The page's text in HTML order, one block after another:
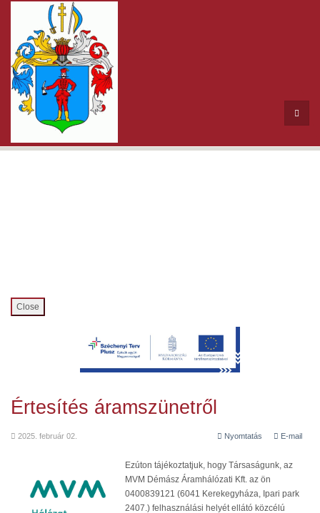
Close
Értesítés áramszünetről
Nyomtatás E-mail
2025. február 02.
Ezúton tájékoztatjuk, hogy Társaságunk, az
MVM Démász Áramhálózati Kft. az ön
0400839121 (6041 Kerekegyháza, Ipari park
2407.) felhasználási helyét ellátó közcélú